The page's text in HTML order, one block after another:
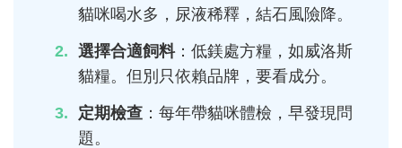
貓咪喝水多，尿液稀釋，結石風險降。
選擇合適飼料：低鎂處方糧，如威洛斯
貓糧。但別只依賴品牌，要看成分。
定期檢查 ：每年帶貓咪體檢，早發現問
題。